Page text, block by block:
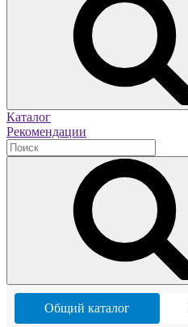
Каталог
Рекомендации
Общий каталог